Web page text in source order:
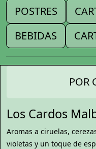
POSTRES
BEBIDAS
POR
Los Cardos
Aromas a ciruelas,
violetas y un toque de